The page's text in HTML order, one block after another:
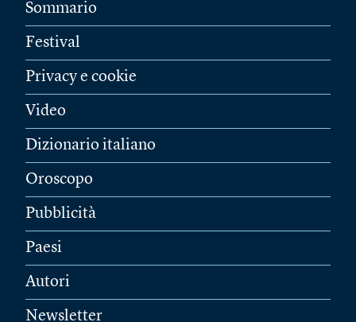
Sommario
Festival
Privacy e cookie
Video
Dizionario italiano
Oroscopo
Pubblicità
Paesi
Autori
Newsletter